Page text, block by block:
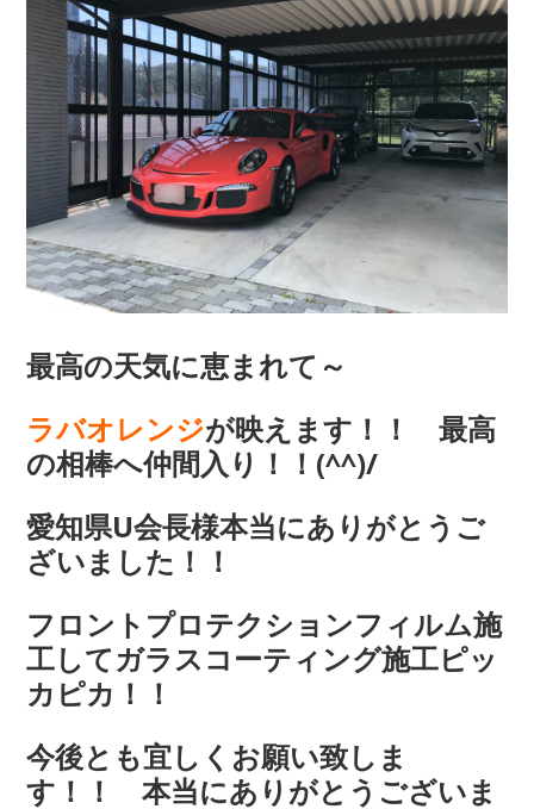
最高の天気に恵まれて～
ラバオレンジが映えます！！ 最高
の相棒へ仲間入り！！(^^)/
愛知県U会長様本当にありがとうご
ざいました！！
フロントプロテクションフィルム施
工してガラスコーティング施工ピッ
カピカ！！
今後とも宜しくお願い致しま
す！！ 本当にありがとうございま